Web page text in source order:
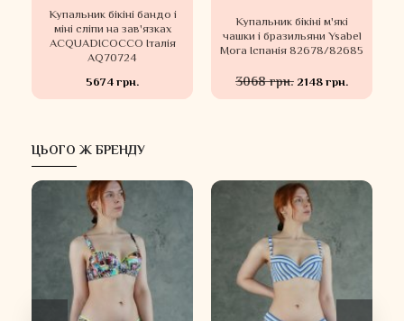
Купальник бікіні бандо і
міні сліпи на зав'язках
ACQUADICOCCO Італія
AQ70724
5674 грн.
Купальник бікіні м'які
чашки і бразильяни Ysabel
Mora Іспанія 82678/82685
3068 грн. 2148 грн.
ЦЬОГО Ж БРЕНДУ